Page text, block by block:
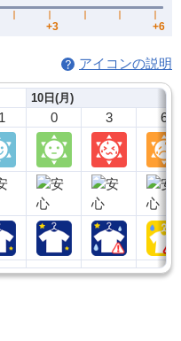
アイコンの説明
10日(月)
0 3 6